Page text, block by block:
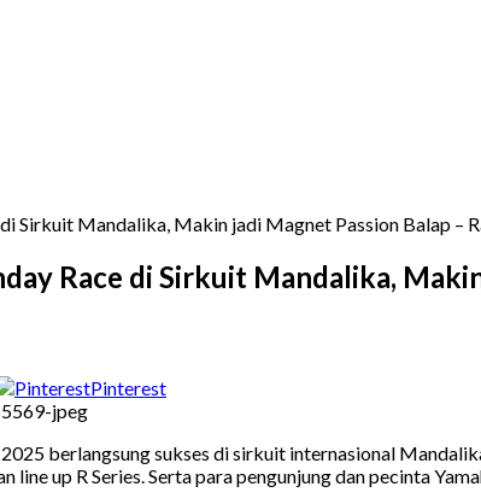
Sirkuit Mandalika, Makin jadi Magnet Passion Balap –
Race di Sirkuit Mandalika,
Pinterest
berlangsung sukses di sirkuit internasional
up R Series. Serta para pengunjung dan pecinta